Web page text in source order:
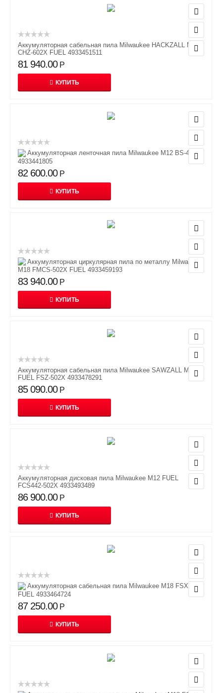
Аккумуляторная сабельная пила Milwaukee HACKZALL M12
CHZ-602X FUEL 4933451511
81 940.00 Р
КУПИТЬ
Аккумуляторная ленточная пила Milwaukee M12 BS-402C
4933441805
82 600.00 Р
КУПИТЬ
Аккумуляторная циркулярная пила по металлу Milwaukee
M18 FMCS-502X FUEL 4933459193
83 940.00 Р
КУПИТЬ
Аккумуляторная сабельная пила Milwaukee SAWZALL M18
FUEL FSZ-502X 4933478291
85 090.00 Р
КУПИТЬ
Аккумуляторная дисковая пила Milwaukee M12 FUEL
FCS442-502X 4933493489
86 900.00 Р
КУПИТЬ
Аккумуляторная сабельная пила Milwaukee M18 FSX-0C
FUEL 4933464724
87 250.00 Р
КУПИТЬ